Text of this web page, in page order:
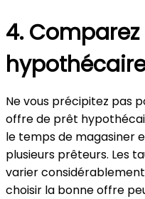
4.
Ne vous précipitez pas
offre de prêt
le temps de magasiner
plusieurs prêteurs. Les
varier
choisir la bonne offre